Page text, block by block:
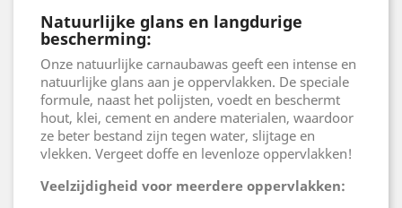
Natuurlijke glans en langdurige
bescherming:
Onze natuurlijke carnaubawas geeft een intense en
natuurlijke glans aan je oppervlakken. De speciale
formule, naast het polijsten, voedt en beschermt
hout, klei, cement en andere materialen, waardoor
ze beter bestand zijn tegen water, slijtage en
vlekken. Vergeet doffe en levenloze oppervlakken!
Veelzijdigheid voor meerdere oppervlakken: